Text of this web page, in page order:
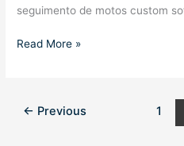
seguimento de motos custom
5
vendidas
Read More »
← Previous 1